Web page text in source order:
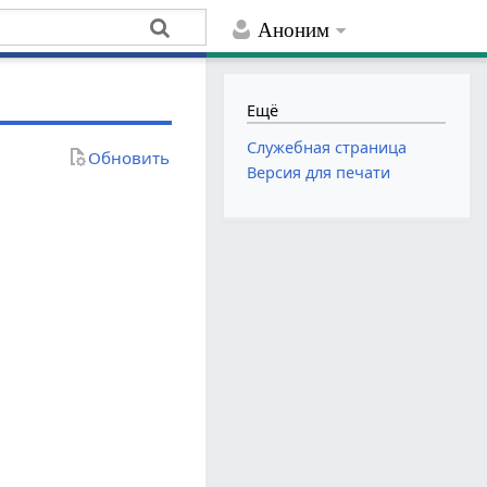
Аноним
Обновить
Ещё
Служебная страница
Версия для печати